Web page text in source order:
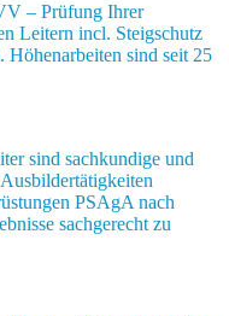
– Prüfung Ihrer
Leitern incl. Steigschutz
Höhenarbeiten sind seit 25
sind sachkundige und
PSAgA nach
sachgerecht zu